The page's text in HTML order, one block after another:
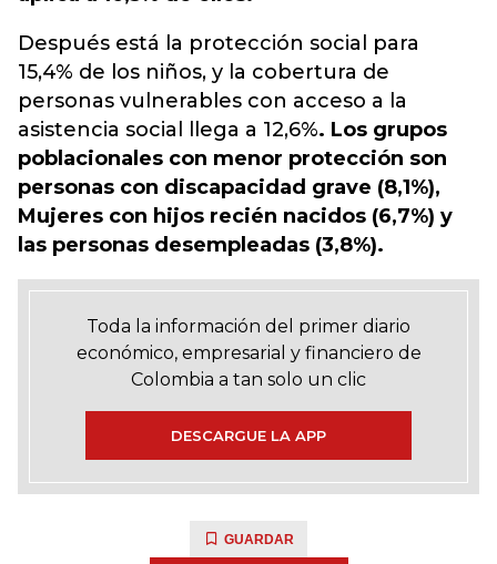
Después está la protección social para
15,4% de los niños, y la cobertura de
personas vulnerables con acceso a la
asistencia social llega a 12,6%. Los grupos
poblacionales con menor protección son
personas con discapacidad grave (8,1%),
Mujeres con hijos recién nacidos (6,7%) y
las personas desempleadas (3,8%).
Toda la información del primer diario
económico, empresarial y financiero de
Colombia a tan solo un clic
DESCARGUE LA APP
GUARDAR